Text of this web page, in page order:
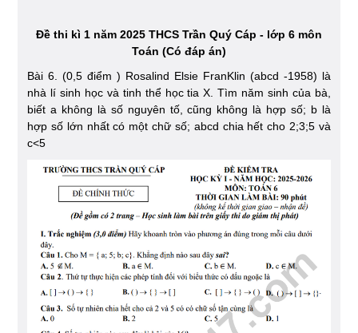
Đề thi kì 1 năm 2025 THCS Trần Quý Cáp - lớp 6 môn
Toán (Có đáp án)
Bài 6. (0,5 điểm ) Rosalind Elsie FranKlin (abcd -1958) là
nhà lí sinh học và tinh thể học tia X. Tìm năm sinh của bà,
biết a không là số nguyên tố, cũng không là hợp số; b là
hợp số lớn nhất có một chữ số; abcd chia hết cho 2;3;5 và
c<5